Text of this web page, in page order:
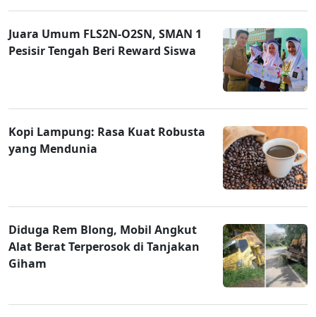
Juara Umum FLS2N-O2SN, SMAN 1
Pesisir Tengah Beri Reward Siswa
Kopi Lampung: Rasa Kuat Robusta
yang Mendunia
Diduga Rem Blong, Mobil Angkut
Alat Berat Terperosok di Tanjakan
Giham